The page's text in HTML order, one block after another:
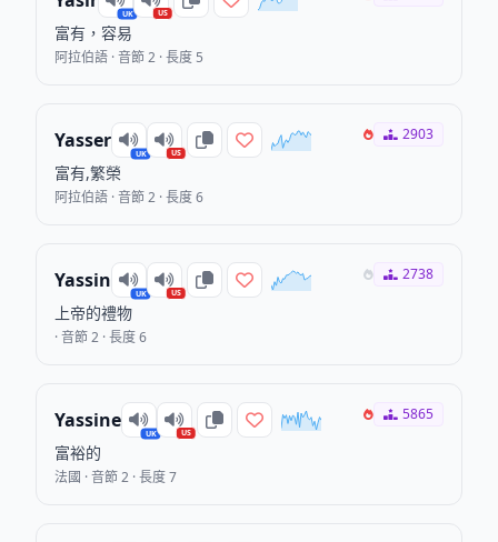
UK US
富有，容易
阿拉伯語 · 音節 2 · 長度 5
Yasser
UK US
富有,繁榮
阿拉伯語 · 音節 2 · 長度 6
2903
Yassin
UK US
上帝的禮物
· 音節 2 · 長度 6
2738
Yassine
UK US
富裕的
法國 · 音節 2 · 長度 7
5865